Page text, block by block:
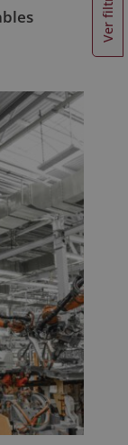
Ver filtros